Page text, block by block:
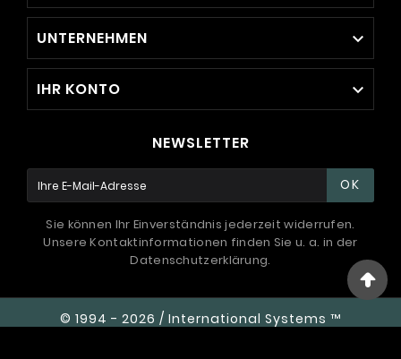
UNTERNEHMEN 
IHR KONTO 
NEWSLETTER
OK
Sie können Ihr Einverständnis jederzeit widerrufen.
Unsere Kontaktinformationen finden Sie u. a. in der
Datenschutzerklärung.
© 1994 - 2026 / International Systems ™